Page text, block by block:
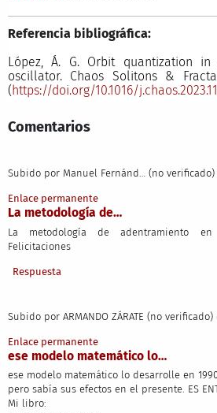
Referencia bibliográfica:
López, Á. G. Orbit quantization
oscillator. Chaos Solitons &
(https://doi.org/10.1016/
Comentarios
Subido por Manuel Fernánd… (no verificado)
Enlace permanente
La metodología de…
La metodología de adentramiento
Felicitaciones
Respuesta
Subido por ARMANDO ZÁRATE (no verificado)
Enlace permanente
ese modelo matemático lo…
ese modelo matemático lo desarrolle en
pero sabía sus efectos en el presente. ES
Mi libro: